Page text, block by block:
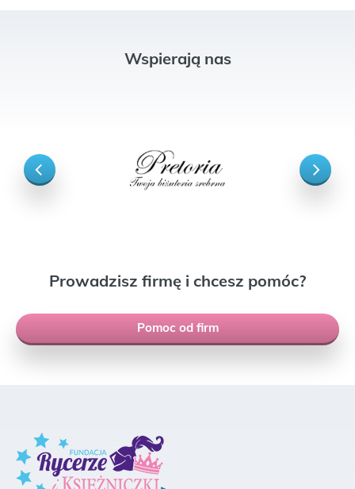
Wspierają nas
Prowadzisz firmę i chcesz pomóc?
Pomoc od firm